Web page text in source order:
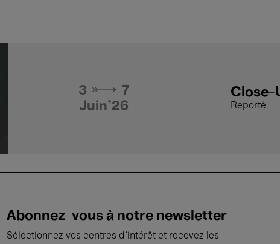
3 → 7
Juin'26
Close-
Reporté
Abonnez-vous à notre newsletter
Sélectionnez vos centres d'intérêt et recevez les